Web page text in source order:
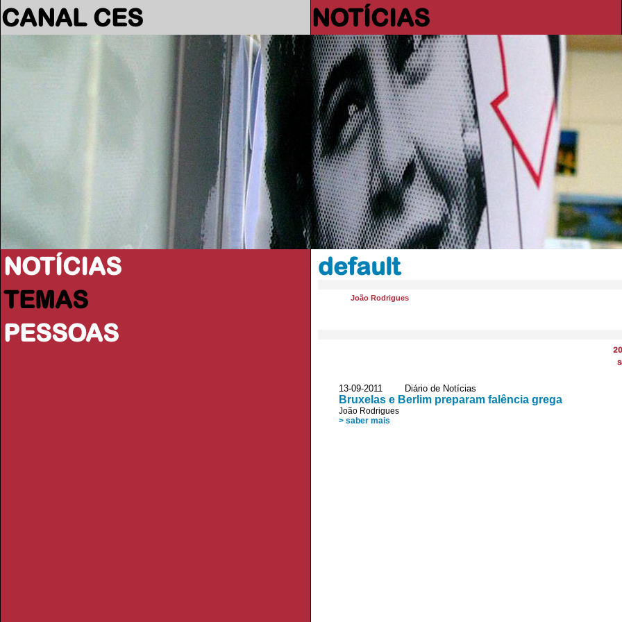
CANAL CES NOTÍCIAS
NOTÍCIAS
TEMAS
PESSOAS
default
João Rodrigues
13-09-2011 Diário de Notícias
Bruxelas e Berlim preparam falência grega
João Rodrigues
> saber mais